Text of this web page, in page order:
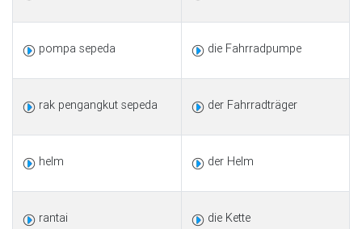
pompa sepeda die Fahrradpumpe
rak pengangkut sepeda der Fahrradträger
helm der Helm
rantai die Kette